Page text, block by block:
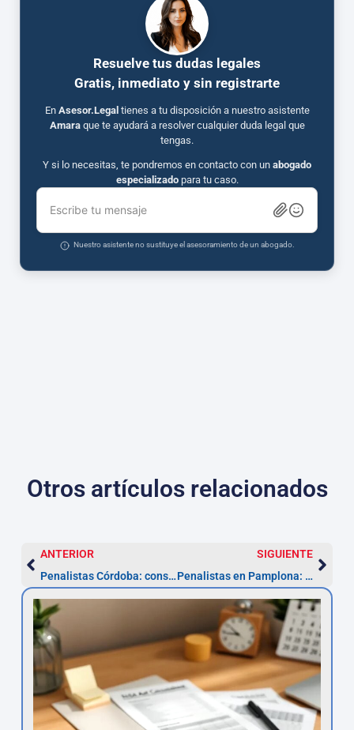
Resuelve tus dudas legales
Gratis, inmediato y sin registrarte
En Asesor.Legal tienes a tu disposición a nuestro asistente
Amaraque te ayudará a resolver cualquier duda legal que
tengas.
Y si lo necesitas, te pondremos en contacto con un abogado
especializadopara tu caso.
Escribe tu mensaje
Nuestro asistente no sustituye el asesoramiento de un abogado.
Otros artículos relacionados
ANTERIOR
Penalistas Córdoba: consulta urgente y plazos (10 días)
SIGUIENTE
Penalistas en Pamplona: defensa 24h y plazos clave